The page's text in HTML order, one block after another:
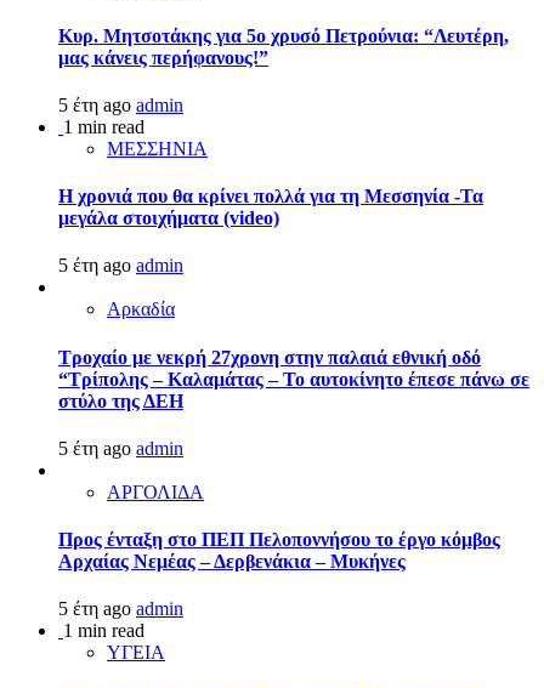
Κυρ. Μητσοτάκης για 5ο χρυσό Πετρούνια: “Λευτέρη,
μας κάνεις περήφανους!”
5 έτη ago admin
1 min read
ΜΕΣΣΗΝΙΑ
Η χρονιά που θα κρίνει πολλά για τη Μεσσηνία -Τα
μεγάλα στοιχήματα (video)
5 έτη ago admin
Αρκαδία
Τροχαίο με νεκρή 27χρονη στην παλαιά εθνική οδό
“Τρίπολης – Καλαμάτας – Το αυτοκίνητο έπεσε πάνω σε
στύλο της ΔΕΗ
5 έτη ago admin
ΑΡΓΟΛΙΔΑ
Προς ένταξη στο ΠΕΠ Πελοποννήσου το έργο κόμβος
Αρχαίας Νεμέας – Δερβενάκια – Μυκήνες
5 έτη ago admin
1 min read
ΥΓΕΙΑ